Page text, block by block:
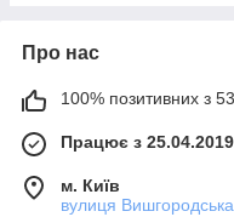
Про нас
100% позитивних з 53
Працює з 25.04.2019
м. Київ
вулиця